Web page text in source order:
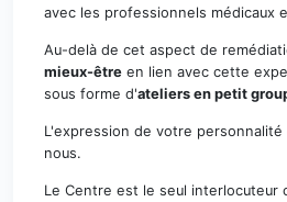
avec les professionnels médicaux
Au-delà de cet aspect de
mieux-être en lien avec cette
sous forme d'ateliers en petit
L'expression de votre
nous.
Le Centre est le seul interlocuteur